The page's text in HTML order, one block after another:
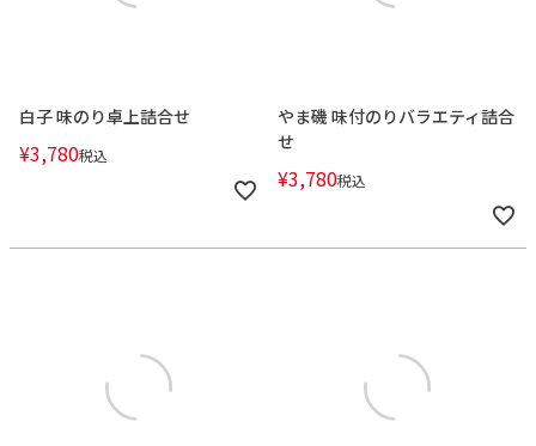
白子 味のり卓上詰合せ
¥3,780税込
やま磯 味付のりバラエティ詰合
せ
¥3,780税込